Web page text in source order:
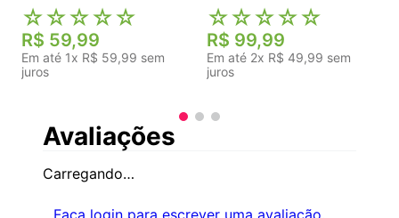
☆☆☆☆☆
R$ 59,99
Em até 1x R$ 59,99 sem
juros
☆☆☆☆☆
R$ 99,99
Em até 2x R$ 49,99 sem
juros
Avaliações
Carregando…
Faça login para escrever uma avaliação.